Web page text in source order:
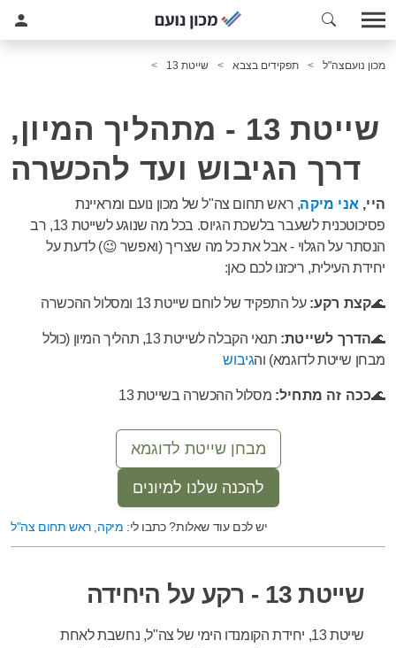
מכון נועםצה"ל תפקידים בצבא שייטת 13
שייטת 13 - מתהליך המיון,
דרך הגיבוש ועד להכשרה
היי, אני מיקה, ראש תחום צה"ל של מכון נועם ומראיינת
פסיכוטכנית לשעבר בלשכת הגיוס. בכל מה שנוגע לשייטת 13, רב
הנסתר על הגלוי - אבל את כל מה שצריך (ואפשר 😉) לדעת על
יחידת העילית, ריכזנו לכם כאן:
🌊קצת רקע: על התפקיד של לוחם שייטת 13 ומסלול ההכשרה
🌊הדרך לשייטת:
תנאי הקבלה לשייטת 13, תהליך המיון (כולל
מבחן שייטת לדוגמא) והגיבוש
🌊ככה זה מתחיל: מסלול ההכשרה בשייטת 13
מבחן שייטת לדוגמא
להכנה שלנו למיונים
יש לכם עוד שאלות? כתבו לי: מיקה, ראש תחום צה"ל
שייטת 13 - רקע על היחידה
שייטת 13, יחידת הקומנדו הימי של צה"ל, נחשבת לאחת